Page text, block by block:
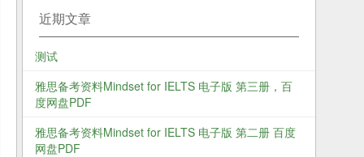
近期文章
测试
雅思备考资料Mindset for IELTS 电子版 第三册，百
度网盘PDF
雅思备考资料Mindset for IELTS 电子版 第二册 百度
网盘PDF